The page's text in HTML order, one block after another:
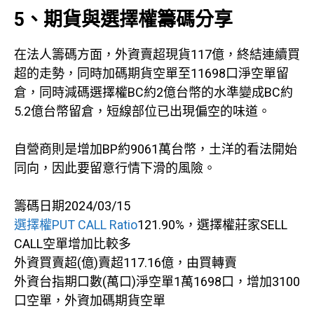
5、期貨與選擇權籌碼分享
在法人籌碼方面，外資賣超現貨117億，終結連續買
超的走勢，同時加碼期貨空單至11698口淨空單留
倉，同時減碼選擇權BC約2億台幣的水準變成BC約
5.2億台幣留倉，短線部位已出現偏空的味道。
自營商則是增加BP約9061萬台幣，土洋的看法開始
同向，因此要留意行情下滑的風險。
籌碼日期2024/03/15
選擇權PUT CALL Ratio121.90%，選擇權莊家SELL
CALL空單增加比較多
外資買賣超(億)賣超117.16億，由買轉賣
外資台指期口數(萬口)淨空單1萬1698口，增加3100
口空單，外資加碼期貨空單